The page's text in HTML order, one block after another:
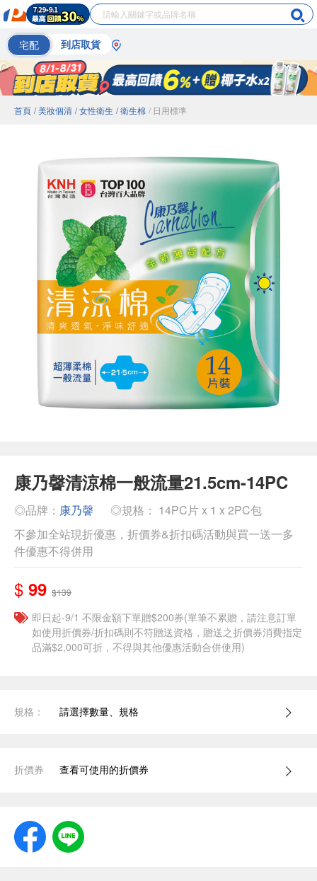
宅配 到店取貨
首頁 / 美妝個清 / 女性衛生 / 衛生棉 / 日用標準
康乃韾清涼棉一般流量21.5cm-14PC
◎品牌： 康乃韾
◎規格： 14PC片 x 1 x 2PC包
不參加全站現折優惠，折價券&折扣碼活動與買一送一多
件優惠不得併用
$ 99 $139
即日起-9/1 不限金額下單贈$200券(單筆不累贈，請注意訂單
如使用折價券/折扣碼則不符贈送資格，贈送之折價券消費指定
品滿$2,000可折，不得與其他優惠活動合併使用)
規格： 請選擇數量、規格
折價券 查看可使用的折價券